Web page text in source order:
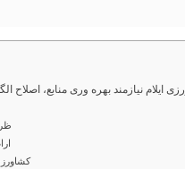
ایلام نیازمند بهره‌ وری منابع،